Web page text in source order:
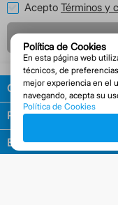
Política de Cookies
En esta página web
técnicos, de
mejor experiencia en el
navegando, acepta su
Política de Cookies
Acepto Términos y
Guía de compras
Políticas
Empresa